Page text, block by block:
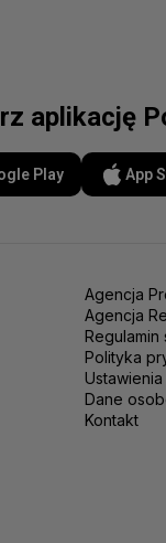
aplikację
Play App
Agencja
Agencja
Regulamin
Polityka
Dane
Kontakt